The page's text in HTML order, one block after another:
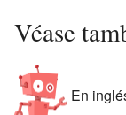
Véase
En